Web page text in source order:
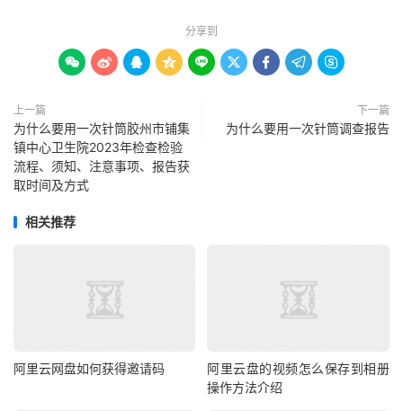
分享到
        
上一篇
为什么要用一次针筒胶州市铺集
镇中心卫生院2023年检查检验
流程、须知、注意事项、报告获
取时间及方式
下一篇
为什么要用一次针筒调查报告
相关推荐
阿里云网盘如何获得邀请码
阿里云盘的视频怎么保存到相册
操作方法介绍